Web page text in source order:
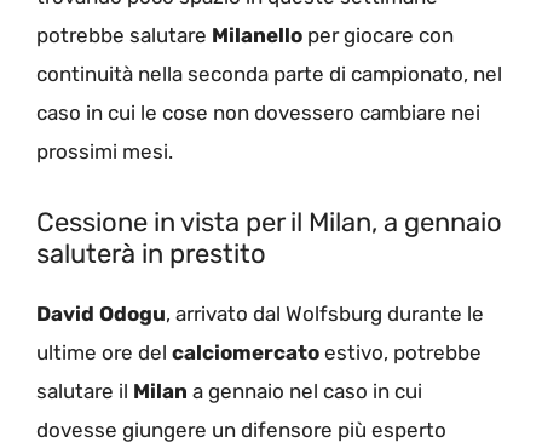
potrebbe salutare Milanello per giocare con
continuità nella seconda parte di campionato, nel
caso in cui le cose non dovessero cambiare nei
prossimi mesi.
Cessione in vista per il Milan, a gennaio
saluterà in prestito
David Odogu, arrivato dal Wolfsburg durante le
ultime ore del calciomercato estivo, potrebbe
salutare il Milan a gennaio nel caso in cui
dovesse giungere un difensore più esperto